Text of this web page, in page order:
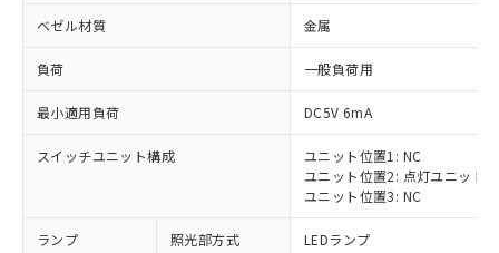
ベゼル材質 金属
負荷 一般負荷用
最小適用負荷 DC5V 6mA
スイッチユニット構成
ユニット位置1: NC
ユニット位置2: 点灯ユニット
ユニット位置3: NC
ランプ 照光部方式 LEDランプ